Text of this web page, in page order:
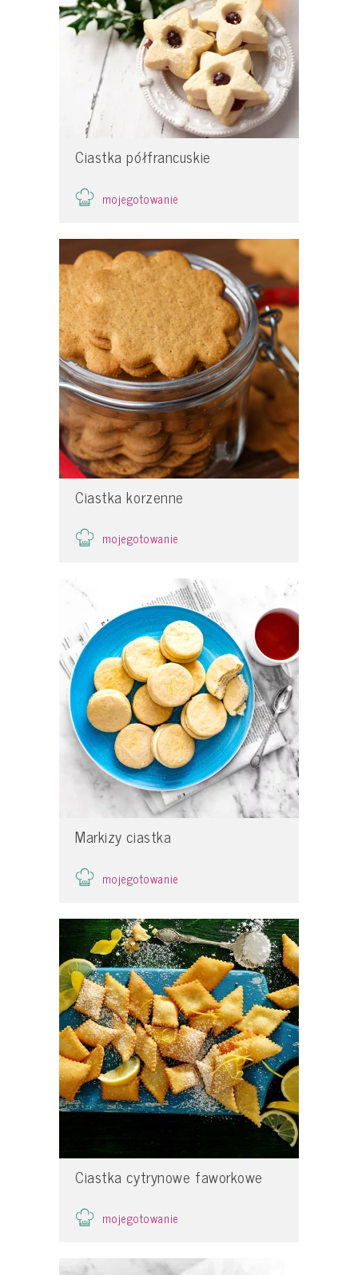
Ciastka półfrancuskie
mojegotowanie
Ciastka korzenne
mojegotowanie
Markizy ciastka
mojegotowanie
Ciastka cytrynowe faworkowe
mojegotowanie